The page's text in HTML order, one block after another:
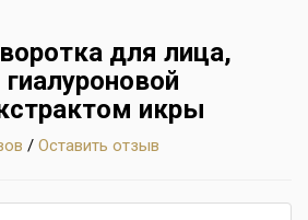
для лица,
икры
/ Оставить отзыв